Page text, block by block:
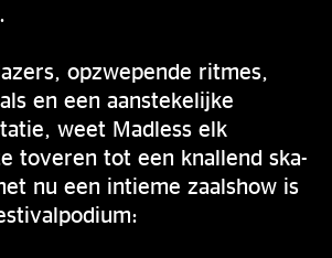
opzwepende ritmes,
en een aanstekelijke
weet Madless elk
toveren tot een knallend ska-
nu een intieme zaalshow is